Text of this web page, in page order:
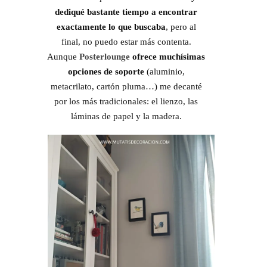
dediqué bastante tiempo a encontrar
exactamente lo que buscaba, pero al
final, no puedo estar más contenta.
Aunque Posterlounge ofrece muchísimas
opciones de soporte (aluminio,
metacrilato, cartón pluma…) me decanté
por los más tradicionales: el lienzo, las
láminas de papel y la madera.